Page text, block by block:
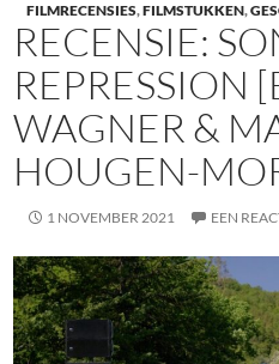
FILMRECENSIES,FILMSTUKKEN,
RECENSIE:
REPRESSION
WAGNER &
HOUGEN-
1 NOVEMBER 2021 EEN